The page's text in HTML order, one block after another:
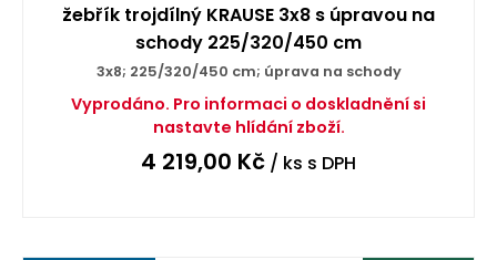
žebřík trojdílný KRAUSE 3x8 s úpravou na
schody 225/320/450 cm
3x8; 225/320/450 cm; úprava na schody
Vyprodáno. Pro informaci o doskladnění si
nastavte hlídání zboží.
4 219,00 Kč / ks s DPH